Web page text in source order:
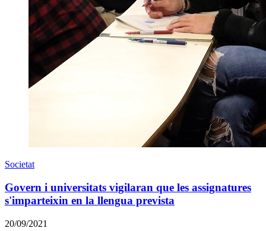
Societat
Govern i universitats vigilaran que les assignatures
s'imparteixin en la llengua prevista
20/09/2021